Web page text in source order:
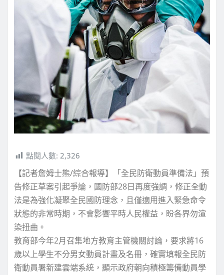
點閱人數: 2,326
【記者詹姆士熊/綜合報導】「全民防衛動員準備法」預
告修正草案引起爭論，國防部28日再度強調，修正全動
法是為強化凝聚全民國防理念，且僅適用進入緊急命令
狀態的非常時期，不會影響平時人民權益，盼各界勿渲
染扭曲。
教育部今年2月召集地方教育主管機關討論，要求將16
歲以上學生不分男女動員計畫及名冊，確實填報全民防
衛動員署新建雲端系統，顯示政府朝向積極籌備動員學